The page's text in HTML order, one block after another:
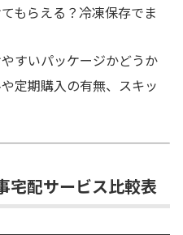
もらえる？冷凍保存でま
すいパッケージかどうか
定期購入の有無、スキッ
宅配サービス比較表